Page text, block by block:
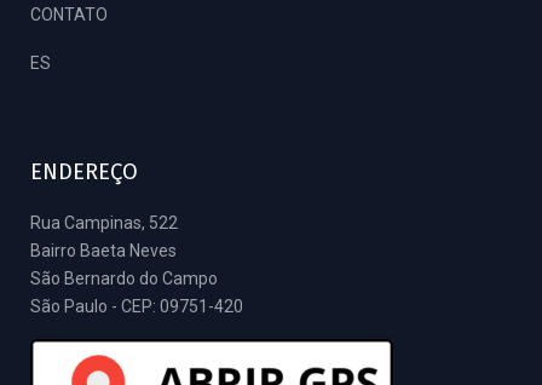
CONTATO
ES
ENDEREÇO
Rua Campinas, 522
Bairro Baeta Neves
São Bernardo do Campo
São Paulo - CEP: 09751-420